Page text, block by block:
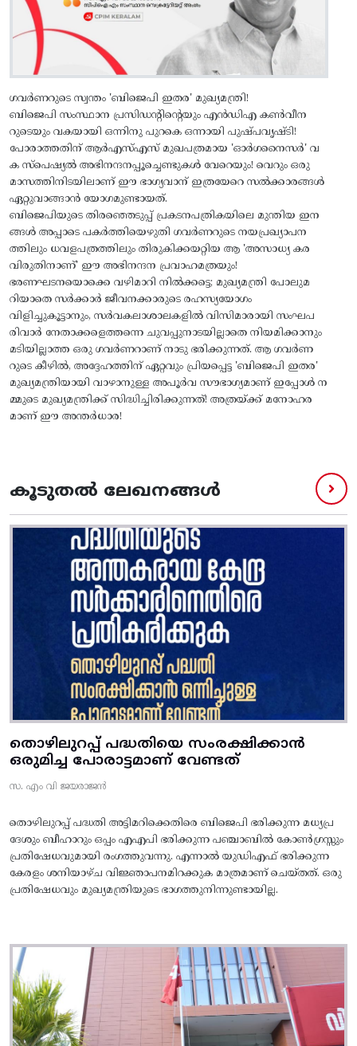
ഗവർണറുടെ സ്വന്തം 'ബിജെപി ഇതര' മുഖ്യമന്ത്രി!
ബിജെപി സംസ്ഥാന പ്രസിഡന്റിന്റെയും എൻഡിഎ കൺവീന
റുടെയും വകയായി ഒന്നിനു പുറകെ ഒന്നായി പുഷ്പവൃഷ്ടി!
പോരാത്തതിന് ആർഎസ്എസ് മുഖപത്രമായ 'ഓർഗനൈസർ' വ
ക സ്പെഷ്യൽ അഭിനന്ദനപ്പൂച്ചെണ്ടുകൾ വേറെയും! വെറും ഒരു
മാസത്തിനിടയിലാണ് ഈ ഭാഗ്യവാന് ഇത്രയേറെ സൽക്കാരങ്ങൾ
ഏറ്റുവാങ്ങാൻ യോഗമുണ്ടായത്.
ബിജെപിയുടെ തിരഞ്ഞെടുപ്പ് പ്രകടനപത്രികയിലെ മുന്തിയ ഇന
ങ്ങൾ അപ്പാടെ പകർത്തിയെഴുതി ഗവർണറുടെ നയപ്രഖ്യാപന
ത്തിലും ധവളപത്രത്തിലും തിരുകിക്കയറ്റിയ ആ 'അസാധ്യ കര
വിരുതിനാണ്' ഈ അഭിനന്ദന പ്രവാഹമത്രയും!
ഭരണഘടനയൊക്കെ വഴിമാറി നിൽക്കട്ടെ; മുഖ്യമന്ത്രി പോലുമ
റിയാതെ സർക്കാർ ജീവനക്കാരുടെ രഹസ്യയോഗം
വിളിച്ചുകൂട്ടാനും, സർവകലാശാലകളിൽ വിസിമാരായി സംഘപ
രിവാർ നേതാക്കളെത്തന്നെ ചുവപ്പുനാടയില്ലാതെ നിയമിക്കാനും
മടിയില്ലാത്ത ഒരു ഗവർണറാണ് നാടു ഭരിക്കുന്നത്. ആ ഗവർണ
റുടെ കീഴിൽ, അദ്ദേഹത്തിന് ഏറ്റവും പ്രിയപ്പെട്ട 'ബിജെപി ഇതര'
മുഖ്യമന്ത്രിയായി വാഴാനുള്ള അപൂർവ സൗഭാഗ്യമാണ് ഇപ്പോൾ ന
മ്മുടെ മുഖ്യമന്ത്രിക്ക് സിദ്ധിച്ചിരിക്കുന്നത്! അത്രയ്ക്ക് മനോഹര
മാണ് ഈ അന്തർധാര!
കൂടുതൽ ലേഖനങ്ങൾ
തൊഴിലുറപ്പ് പദ്ധതിയെ സംരക്ഷിക്കാൻ
ഒരുമിച്ച പോരാട്ടമാണ് വേണ്ടത്
സ. എം വി ജയരാജൻ
തൊഴിലുറപ്പ് പദ്ധതി അട്ടിമറിക്കെതിരെ ബിജെപി ഭരിക്കുന്ന മധ്യപ്ര
ദേശും ബീഹാറും ഒപ്പം എഎപി ഭരിക്കുന്ന പഞ്ചാബിൽ കോൺഗ്രസ്സും
പ്രതിഷേധവുമായി രംഗത്തുവന്നു. എന്നാൽ യുഡിഎഫ് ഭരിക്കുന്ന
കേരളം ശനിയാഴ്ച വിജ്ഞാപനമിറക്കുക മാത്രമാണ് ചെയ്തത്. ഒരു
പ്രതിഷേധവും മുഖ്യമന്ത്രിയുടെ ഭാഗത്തുനിന്നുണ്ടായില്ല.